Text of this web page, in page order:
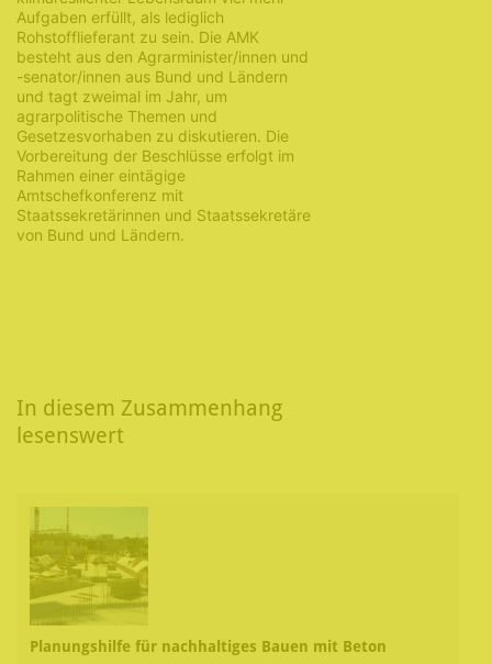
Aufgaben erfüllt, als lediglich
Rohstofflieferant zu sein. Die AMK
besteht aus den Agrarminister/innen und
-senator/innen aus Bund und Ländern
und tagt zweimal im Jahr, um
agrarpolitische Themen und
Gesetzesvorhaben zu diskutieren. Die
Vorbereitung der Beschlüsse erfolgt im
Rahmen einer eintägige
Amtschefkonferenz mit
Staatssekretärinnen und Staatssekretäre
von Bund und Ländern.
In diesem Zusammenhang
lesenswert
Planungshilfe für nachhaltiges Bauen mit Beton